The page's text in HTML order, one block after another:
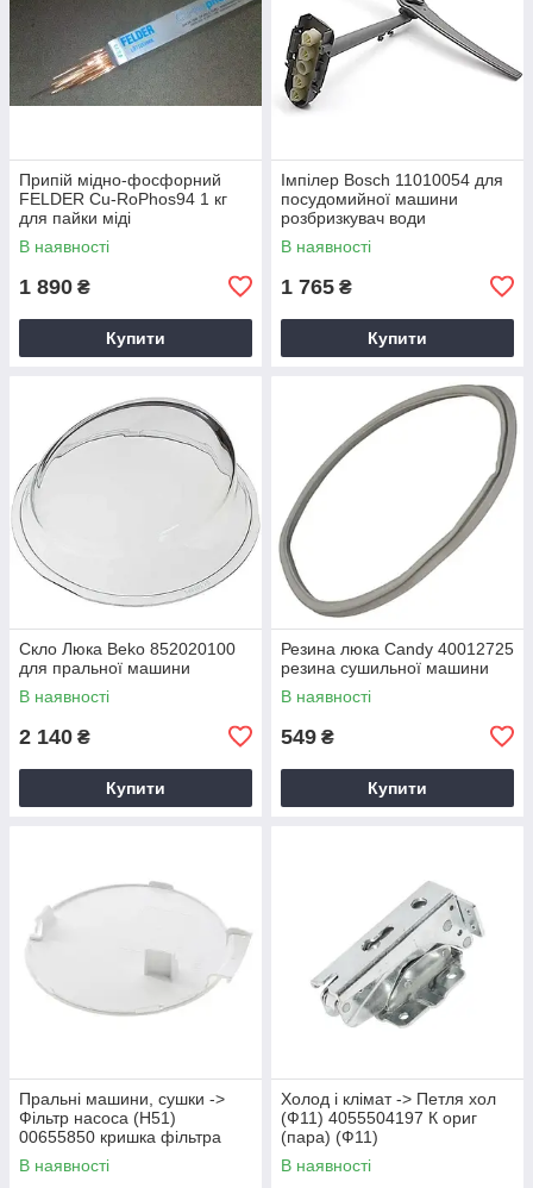
Припій мідно-фосфорний
FELDER Cu-RoPhos94 1 кг
для пайки міді
В наявності
1 890 ₴
Купити
Імпілер Bosch 11010054 для
посудомийної машини
розбризкувач води
В наявності
1 765 ₴
Купити
Скло Люка Beko 852020100
для пральної машини
В наявності
2 140 ₴
Купити
Резина люка Candy 40012725
резина сушильної машини
В наявності
549 ₴
Купити
Пральні машини, сушки ->
Фільтр насоса (Н51)
00655850 кришка фільтра
(А41)
В наявності
Холод і клімат -> Петля хол
(Ф11) 4055504197 К ориг
(пара) (Ф11)
В наявності